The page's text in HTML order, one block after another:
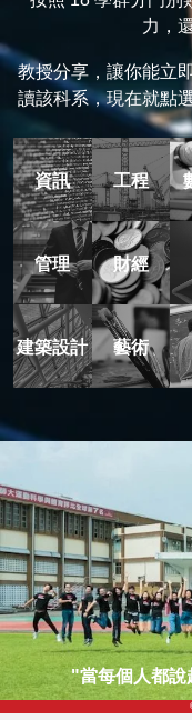
力，
教授分享，讓你能立
讀該科系，現在就點
資訊 工程
管理 財經
建築設計 藝術
"當每個人都說